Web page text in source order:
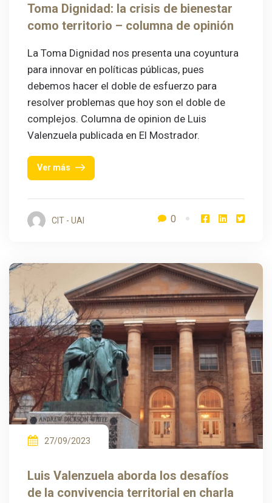
Toma Dignidad: la crisis de bienestar
como territorio – columna de opinión
La Toma Dignidad nos presenta una coyuntura
para innovar en políticas públicas, pues
debemos hacer el doble de esfuerzo para
resolver problemas que hoy son el doble de
complejos. Columna de opinion de Luis
Valenzuela publicada en El Mostrador.
Ver más
CIT - UAI 0
27/09/2023
Luis Valenzuela aborda los desafíos
de la convivencia territorial en charla